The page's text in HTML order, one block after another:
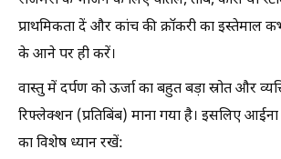
प्राथमिकता दें और कांच की क्रॉकरी का इस्तेमाल
के आने पर ही करें।
वास्तु में दर्पण को ऊर्जा का बहुत बड़ा स्रोत और
रिफ्लेक्शन (प्रतिबिंब) माना गया है। इसलिए
का विशेष ध्यान रखें: